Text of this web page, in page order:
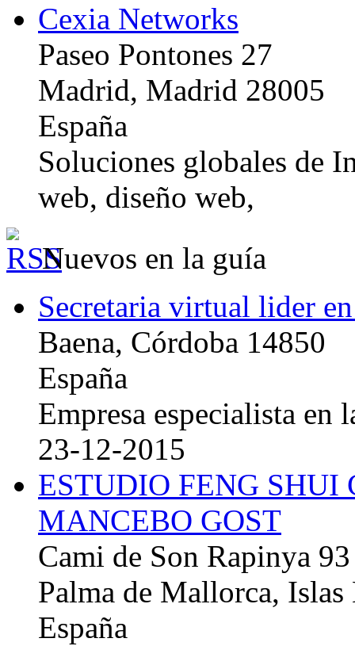
Cexia Networks
Paseo Pontones 27
Madrid, Madrid 28005
España
Soluciones globales de
web, diseño web,
Nuevos en la guía
Secretaria virtual lider
Baena, Córdoba 14850
España
Empresa especialista en
23-12-2015
ESTUDIO FENG
MANCEBO GOST
Cami de Son Rapinya 93
Palma de Mallorca, Islas
España